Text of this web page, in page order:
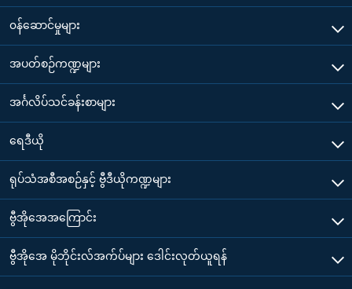
၀န်ဆောင်မှုများ
အပတ်စဉ်ကဏ္ဍများ
အင်္ဂလိပ်သင်ခန်းစာများ
ရေဒီယို
ရုပ်သံအစီအစဉ်နှင့် ဗွီဒီယိုကဏ္ဍများ
ဗွီအိုအေအကြောင်း
ဗွီအိုအေ မိုဘိုင်းလ်အက်ပ်များ ဒေါင်းလုတ်ယူရန်